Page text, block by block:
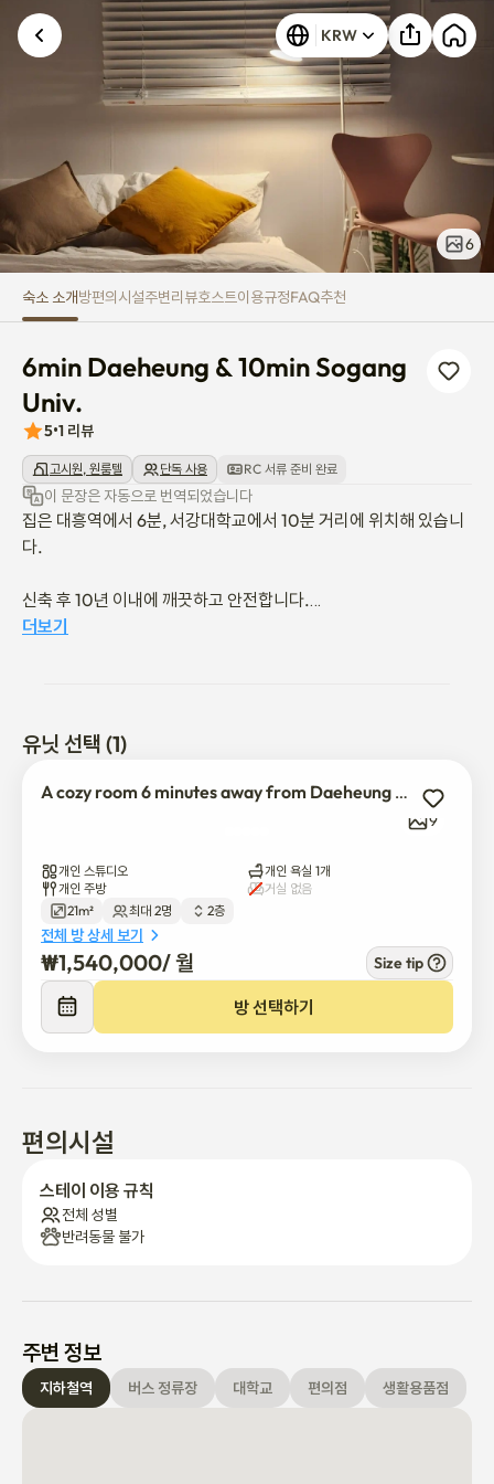
6min Daeheung & 10min
KRW
6
숙소 소개방편의시설주변리뷰호스트이용규정FAQ추천
6min Daeheung & 10min Sogang
Univ.
5•1 리뷰
고시원, 원룸텔 단독 사용 RC 서류 준비 완료
이 문장은 자동으로 번역되었습니다
집은 대흥역에서 6분, 서강대학교에서 10분 거리에 위치해 있습니
다.
신축 후 10년 이내에 깨끗하고 안전합니다.
다세대 주택이며 주차가 허용되지 않습니다.
(엘리베이터 없음)
스마트 TV가 있어서 YouTube, Netflix 등을 시청할 수 있습니다.
더보기
유닛 선택 (1)
A cozy room 6 minutes away from Daeheung Station_Room 202
9
개인 스튜디오
개인 욕실 1개
개인 주방
거실 없음
21m²
최대 2명 2층
전체 방 상세 보기
₩1,540,000/ 월 Size tip
방 선택하기
편의시설
스테이 이용 규칙
전체 성별
반려동물 불가
주변 정보
지하철역 버스 정류장 대학교 편의점 생활용품점
알 수 없는 오류가 발생했습니다. 다시 시도해 주세요.